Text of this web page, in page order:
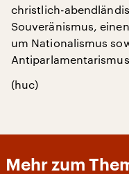
christlich-
Souveränismus,
um Nationalismus
(huc)
Mehr zum